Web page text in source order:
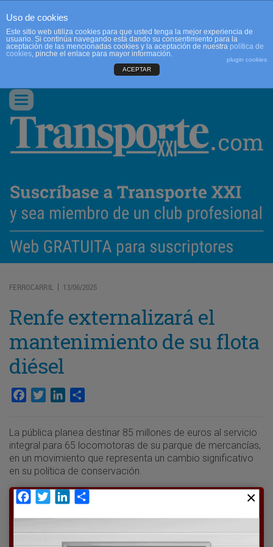
CONTACTO
Conmutar
navegación
FERROCARRIL | 13/06/2025
Renfe externalizará el
mantenimiento de su flota
diésel
Facebook
TwitterLinkedIn
La pública planea destinar 85 millones de euros al servicio
integral para 65 locomotoras de su parque de mercancías,
en un movimiento que representa un cambio significativo
en su política de conservación.
Para poder seguir leyendo hay que estar
suscrito a Transporte XXI, el periódico
del transporte y la logística en España.
Uso de cookies
Este sitio web utiliza cookies para que usted tenga la mejor experiencia de
usuario. Si continúa navegando está dando su consentimiento para la
aceptación de las mencionadas cookies y la aceptación de nuestra política de
cookies, pinche el enlace para mayor información.
plugin cookies
ACEPTAR
Facebook
TwitterLinkedIn